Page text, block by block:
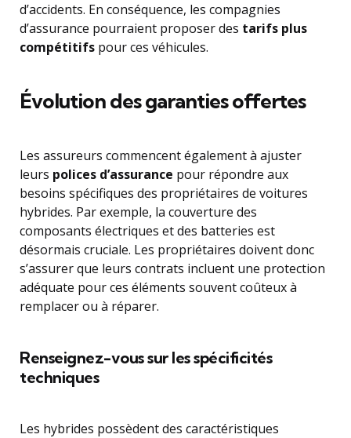
d’accidents. En conséquence, les compagnies
d’assurance pourraient proposer des tarifs plus
compétitifs pour ces véhicules.
Évolution des garanties offertes
Les assureurs commencent également à ajuster
leurs polices d’assurance pour répondre aux
besoins spécifiques des propriétaires de voitures
hybrides. Par exemple, la couverture des
composants électriques et des batteries est
désormais cruciale. Les propriétaires doivent donc
s’assurer que leurs contrats incluent une protection
adéquate pour ces éléments souvent coûteux à
remplacer ou à réparer.
Renseignez-vous sur les spécificités
techniques
Les hybrides possèdent des caractéristiques